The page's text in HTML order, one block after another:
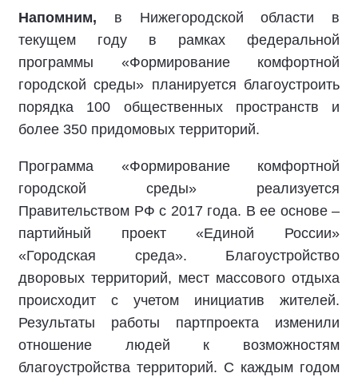
Напомним, в Нижегородской области в
текущем году в рамках федеральной
программы «Формирование комфортной
городской среды» планируется благоустроить
порядка 100 общественных пространств и
более 350 придомовых территорий.
Программа «Формирование комфортной
городской среды» реализуется
Правительством РФ с 2017 года. В ее основе –
партийный проект «Единой России»
«Городская среда». Благоустройство
дворовых территорий, мест массового отдыха
происходит c учетом инициатив жителей.
Результаты работы партпроекта изменили
отношение людей к возможностям
благоустройства территорий. С каждым годом